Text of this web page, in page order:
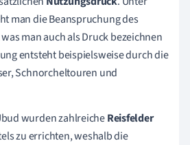
man die Beanspruchung des
man auch als Druck bezeichnen
entsteht beispielsweise durch die
Schnorcheltouren und
wurden zahlreicheReisfelder
zu errichten, weshalb die